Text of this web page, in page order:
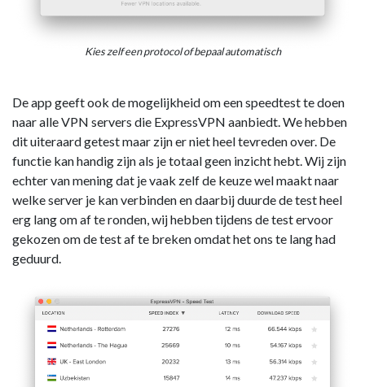
Kies zelf een protocol of bepaal automatisch
De app geeft ook de mogelijkheid om een speedtest te doen
naar alle VPN servers die ExpressVPN aanbiedt. We hebben
dit uiteraard getest maar zijn er niet heel tevreden over. De
functie kan handig zijn als je totaal geen inzicht hebt. Wij zijn
echter van mening dat je vaak zelf de keuze wel maakt naar
welke server je kan verbinden en daarbij duurde de test heel
erg lang om af te ronden, wij hebben tijdens de test ervoor
gekozen om de test af te breken omdat het ons te lang had
geduurd.